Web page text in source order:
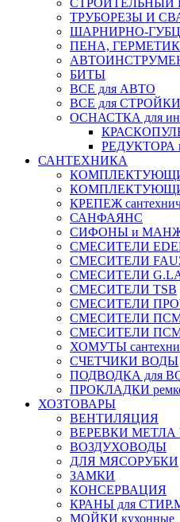
ТРУБОРЕЗЫ И
ШАРНИРНО-
ПЕНА,
БИТЫ
ВСЕ для АВТО
ВСЕ для СТРОЙКИ
ОСНАСТКА для
РЕДУКТОРА
САНТЕХНИКА
КРЕПЕЖ
САНФАЯНС
СИФОНЫ и
СМЕСИТЕЛИ
СМЕСИТЕЛИ
СМЕСИТЕЛИ
СМЕСИТЕЛИ TSB
СМЕСИТЕЛИ
СМЕСИТЕЛИ
СМЕСИТЕЛИ ПСМ
ХОМУТЫ
СЧЕТЧИКИ ВОДЫ
ПОДВОДКА для
ПРОКЛАДКИ
ХОЗТОВАРЫ
ВЕНТИЛЯЦИЯ
ВЕРЕВКИ
ВОЗДУХОВОДЫ
ДЛЯ МЯСОРУБКИ
ЗАМКИ
КОНСЕРВАЦИЯ
КРАНЫ для
МОЙКИ кухонные